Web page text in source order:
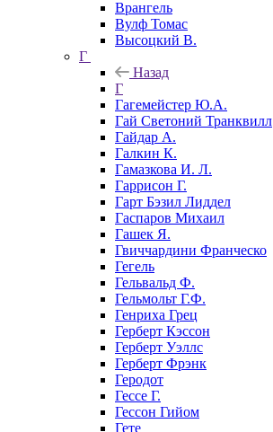
Врангель
Вулф Томас
Высоцкий В.
Г
Назад
Г
Гагемейстер Ю.А.
Гай Светоний Транквилл
Гайдар А.
Галкин К.
Гамазкова И. Л.
Гаррисон Г.
Гарт Бэзил Лиддел
Гаспаров Михаил
Гашек Я.
Гвиччардини Франческо
Гегель
Гельвальд Ф.
Гельмольт Г.Ф.
Генриха Грец
Герберт Кэссон
Герберт Уэллс
Герберт Фрэнк
Геродот
Гессе Г.
Гессон Гийом
Гете